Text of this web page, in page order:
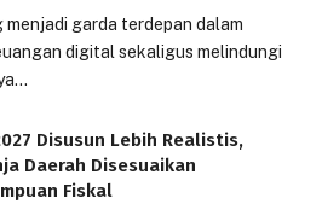
menjadi garda terdepan dalam
digital sekaligus melindungi
Disusun Lebih Realistis,
Daerah Disesuaikan
Fiskal